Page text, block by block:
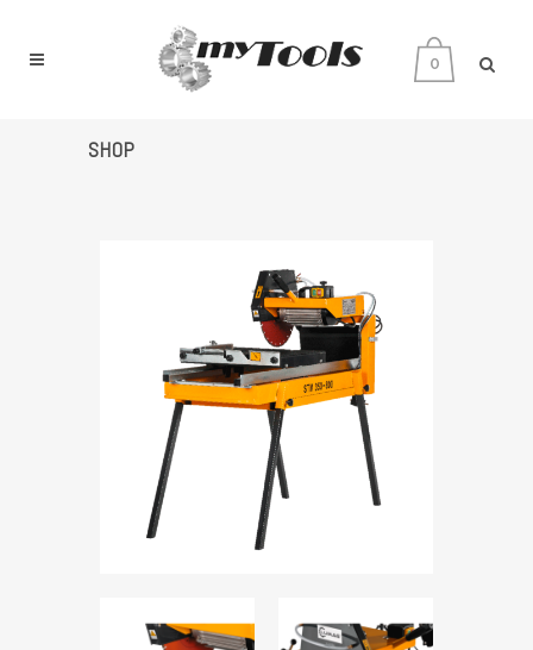
0
SHOP